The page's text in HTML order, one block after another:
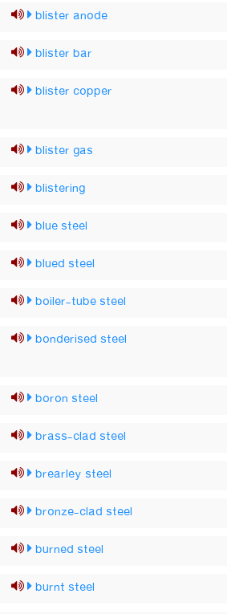
blister anode
blister bar
blister copper
blister gas
blistering
blue steel
blued steel
boiler-tube steel
bonderised steel
boron steel
brass-clad steel
brearley steel
bronze-clad steel
burned steel
burnt steel